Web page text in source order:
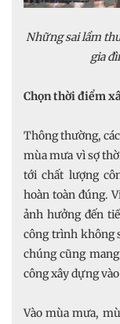
Những sai lầm
gia
Chọn thời điểm
Thông thường,
mùa mưa vì sợ
tới chất lượng
hoàn toàn đúng.
ảnh hưởng đến
công trình không
chúng cũng
công xây dựng
Vào mùa mưa,